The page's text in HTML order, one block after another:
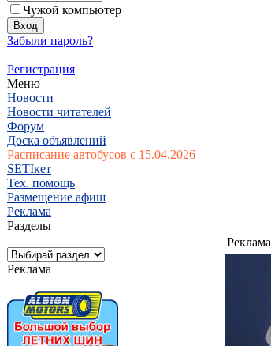
Чужой компьютер
Забыли пароль?
Регистрация
Меню
Новости
Новости читателей
Форум
Доска объявлений
Расписание автобусов с 15.04.2026
SETIкет
Тех. помощь
Размещение афиш
Реклама
Разделы
Реклама
Реклама